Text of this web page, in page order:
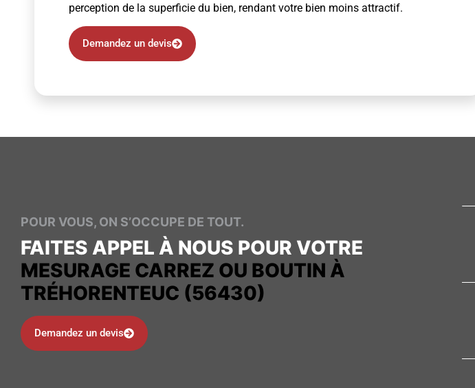
perception de la superficie du bien, rendant votre bien moins attractif.
Demandez un devis
POUR VOUS, ON S’OCCUPE DE TOUT.
FAITES APPEL À NOUS POUR VOTRE
MESURAGE CARREZ OU BOUTIN À
TRÉHORENTEUC (56430)
Demandez un devis